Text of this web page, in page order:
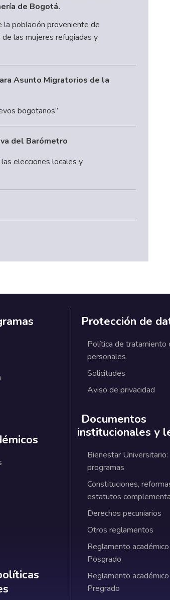
de Bogotá.
población proveniente de
las mujeres refugiadas y
Asunto Migratorios de la
bogotanos”
del Barómetro
elecciones locales y
políticas institucionales
Protección de
Política de tratamiento
personales
Solicitudes
Aviso de privacidad
Documentos
institucionales y
Bienestar
programas
Constituciones,
estatutos
Derechos pecuniarios
Otros reglamentos
Reglamento
Posgrado
Reglamento
Pregrado